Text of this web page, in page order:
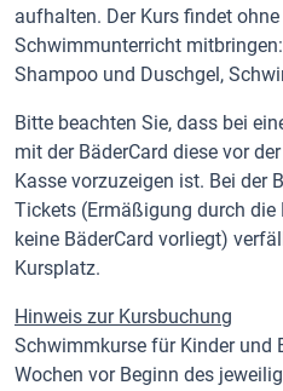
aufhalten. Der Kurs findet
Schwimmunterricht
Shampoo und Duschgel,
Bitte beachten Sie, dass bei
mit der BäderCard diese vor
Kasse vorzuzeigen ist. Bei der
Tickets (Ermäßigung durch
keine BäderCard vorliegt)
Kursplatz.
Hinweis zur Kursbuchung
Schwimmkurse für Kinder und
Wochen vor Beginn des